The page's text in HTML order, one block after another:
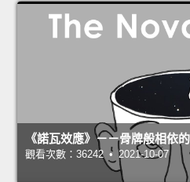
《諾瓦效應》－－骨牌般相依
觀看次數：36242 • 2021-10-07